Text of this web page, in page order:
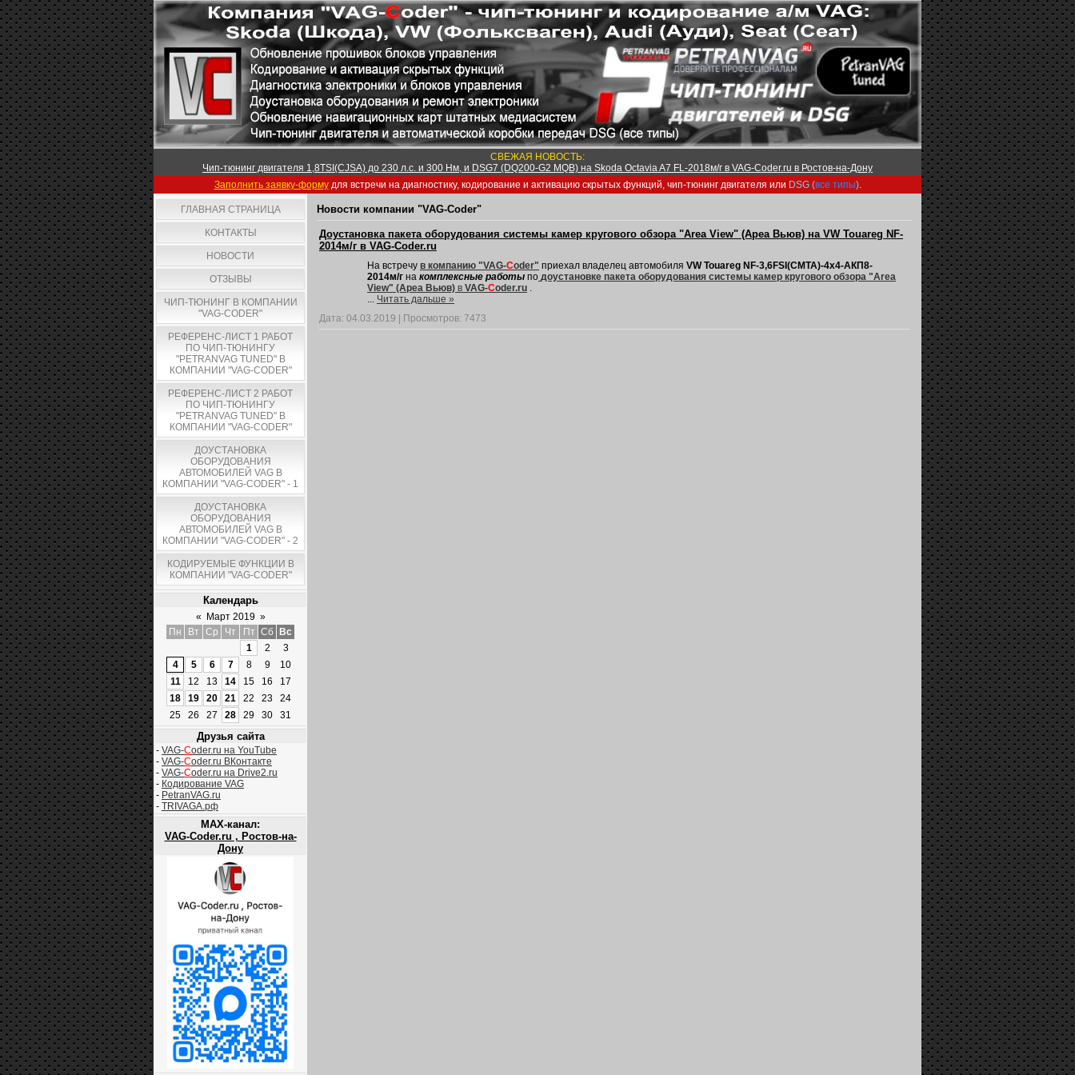
СВЕЖАЯ НОВОСТЬ:
Чип-тюнинг двигателя 1,8TSI(CJSA) до 230 л.с. и 300 Нм, и DSG7 (DQ200-G2 MQB) на Skoda Octavia A7 FL-2018м/г в VAG-Coder.ru в Ростов-на-Дону
Заполнить заявку-формудля встречи на диагностику, кодирование и активацию скрытых функций, чип-тюнинг двигателя или DSG (все типы).
ГЛАВНАЯ СТРАНИЦА
КОНТАКТЫ
НОВОСТИ
ОТЗЫВЫ
ЧИП-ТЮНИНГ В КОМПАНИИ
"VAG-CODER"
РЕФЕРЕНС-ЛИСТ 1 РАБОТ
ПО ЧИП-ТЮНИНГУ
"PETRANVAG TUNED" В
КОМПАНИИ "VAG-CODER"
РЕФЕРЕНС-ЛИСТ 2 РАБОТ
ПО ЧИП-ТЮНИНГУ
"PETRANVAG TUNED" В
КОМПАНИИ "VAG-CODER"
ДОУСТАНОВКА
ОБОРУДОВАНИЯ
АВТОМОБИЛЕЙ VAG В
КОМПАНИИ "VAG-CODER" - 1
ДОУСТАНОВКА
ОБОРУДОВАНИЯ
АВТОМОБИЛЕЙ VAG В
КОМПАНИИ "VAG-CODER" - 2
КОДИРУЕМЫЕ ФУНКЦИИ В
КОМПАНИИ "VAG-CODER"
Календарь
« Март 2019 »
Пн
Вт Ср Чт Пт Сб
Вс
1
2
3
4
5 6 7 8 9
10
11
12 13 14 15 16
17
18
19 20 21 22 23
24
25
26 27 28 29 30 31
Друзья сайта
- VAG-Coder.ru на YouTube
- VAG-Coder.ru ВКонтакте
- VAG-Coder.ru на Drive2.ru
- Кодирование VAG
- PetranVAG.ru
- TRIVAGA.рф
MAX-канал:
VAG-Coder.ru , Ростов-на-
Дону
Новости компании "VAG-Coder"
Доустановка пакета оборудования системы камер кругового обзора "Area View" (Ареа Вьюв) на VW Touareg NF-
2014м/г в VAG-Coder.ru
На встречу в компанию "VAG-Coder" приехал владелец автомобиля VW Touareg NF-3,6FSI(CMTA)-4х4-АКП8-
2014м/г на комплексные работы по доустановке пакета оборудования системы камер кругового обзора "Area
View" (Ареа Вьюв) в VAG-Coder.ru .
... Читать дальше »
Дата: 04.03.2019 Просмотров: 7473